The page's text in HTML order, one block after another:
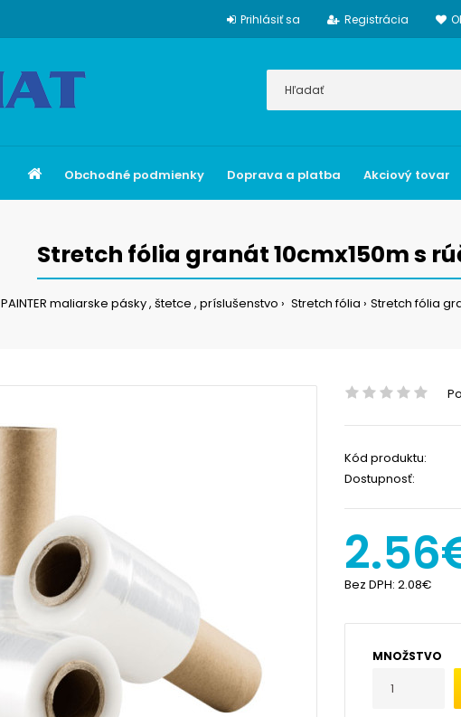
Prihlásiť sa Registrácia
Obchodné podmienky Doprava a platba Akciový tovar
Stretch fólia granát 10cmx150m s
PAINTER maliarske pásky , štetce , príslušenstvo Stretch fólia Stretch fólia
Kód produktu:
Dostupnosť:
Bez DPH: 2.08€
MNOŽSTVO